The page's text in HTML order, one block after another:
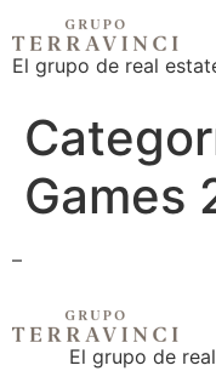
El grupo de real
Games
–
El grupo de